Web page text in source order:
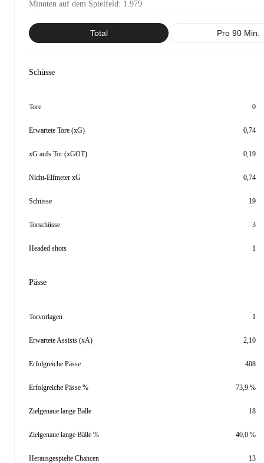
Minuten auf dem Spielfeld: 1.979
Total Pro 90 Min.
Schüsse
Tore 0
Erwartete Tore (xG) 0,74
xG aufs Tor (xGOT) 0,19
Nicht-Elfmeter xG 0,74
Schüsse 19
Torschüsse 3
Headed shots 1
Pässe
Torvorlagen 1
Erwartete Assists (xA) 2,10
Erfolgreiche Pässe 408
Erfolgreiche Pässe % 73,9 %
Zielgenaue lange Bälle 18
Zielgenaue lange Bälle % 40,0 %
Herausgespielte Chancen 13